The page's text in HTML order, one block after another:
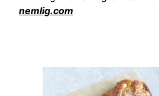
nemlig.com